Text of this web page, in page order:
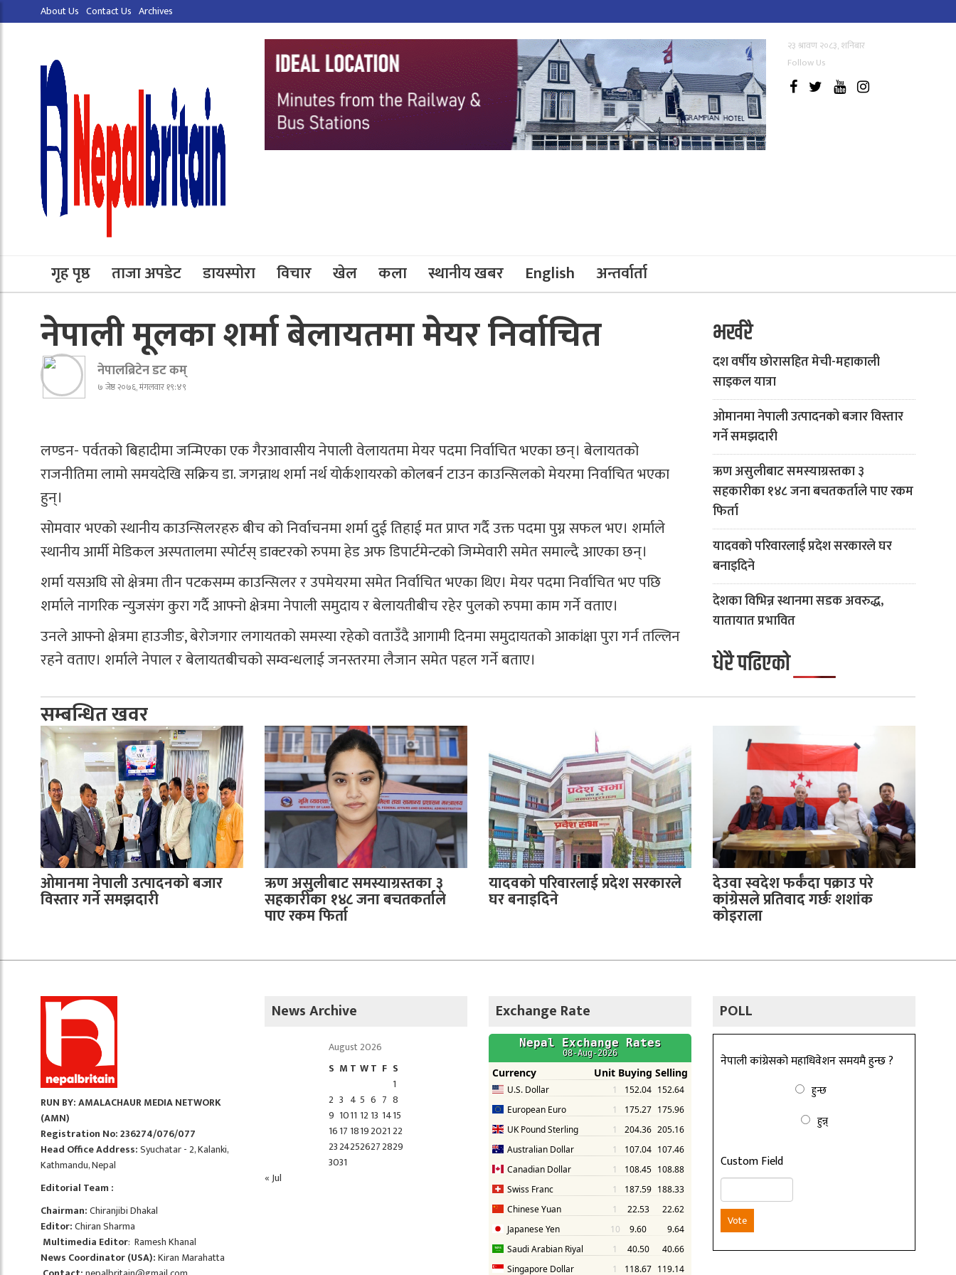
About Us Contact Us Archives
२३ श्रावण २०८३, शनिबार
Follow Us
गृह पृष्ठ ताजा अपडेट डायस्पोरा विचार खेल कला स्थानीय खबर English अन्तर्वार्ता
नेपाली मूलका शर्मा बेलायतमा मेयर निर्वाचित
नेपालब्रिटेन डट कम्
७ जेष्ठ २०७६, मंगलवार १९:४९
लण्डन- पर्वतको बिहादीमा जन्मिएका एक गैरआवासीय नेपाली वेलायतमा मेयर पदमा निर्वाचित भएका छन्। बेलायतको
राजनीतिमा लामो समयदेखि सक्रिय डा. जगन्नाथ शर्मा नर्थ योर्कशायरको कोलबर्न टाउन काउन्सिलको मेयरमा निर्वाचित भएका
हुन्।
सोमवार भएको स्थानीय काउन्सिलरहरु बीच को निर्वाचनमा शर्मा दुई तिहाई मत प्राप्त गर्दै उक्त पदमा पुग्न सफल भए। शर्माले
स्थानीय आर्मी मेडिकल अस्पतालमा स्पोर्टस् डाक्टरको रुपमा हेड अफ डिपार्टमेन्टको जिम्मेवारी समेत समाल्दै आएका छन्।
शर्मा यसअघि सो क्षेत्रमा तीन पटकसम्म काउन्सिलर र उपमेयरमा समेत निर्वाचित भएका थिए। मेयर पदमा निर्वाचित भए पछि
शर्माले नागरिक न्युजसंग कुरा गर्दै आफ्नो क्षेत्रमा नेपाली समुदाय र बेलायतीबीच रहेर पुलको रुपमा काम गर्ने वताए।
उनले आफ्नो क्षेत्रमा हाउजीङ, बेरोजगार लगायतको समस्या रहेको वताउँदै आगामी दिनमा समुदायतको आकांक्षा पुरा गर्न तल्लिन
रहने वताए। शर्माले नेपाल र बेलायतबीचको सम्वन्धलाई जनस्तरमा लैजान समेत पहल गर्ने बताए।
भर्खरै
दश वर्षीय छोरासहित मेची-महाकाली
साइकल यात्रा
ओमानमा नेपाली उत्पादनको बजार विस्तार
गर्ने समझदारी
ऋण असुलीबाट समस्याग्रस्तका ३
सहकारीका १४८ जना बचतकर्ताले पाए रकम
फिर्ता
यादवको परिवारलाई प्रदेश सरकारले घर
बनाइदिने
देशका विभिन्न स्थानमा सडक अवरुद्ध,
यातायात प्रभावित
धेरै पढिएको
सम्बन्धित खवर
ओमानमा नेपाली उत्पादनको बजार
विस्तार गर्ने समझदारी
ऋण असुलीबाट समस्याग्रस्तका ३
सहकारीका १४८ जना बचतकर्ताले
पाए रकम फिर्ता
यादवको परिवारलाई प्रदेश सरकारले
घर बनाइदिने
देउवा स्वदेश फर्कँदा पक्राउ परे
कांग्रेसले प्रतिवाद गर्छः शशांक
कोइराला
RUN BY: AMALACHAUR MEDIA NETWORK
(AMN)
Registration No: 236274/076/077
Head Office Address:Syuchatar - 2, Kalanki,
Kathmandu, Nepal
Editorial Team :
Chairman:Chiranjibi Dhakal
Editor:Chiran Sharma
Multimedia Editor: Ramesh Khanal
News Coordinator (USA):Kiran Marahatta
News Archive
August 2026
S M T WT F S
1
2 3 4 5 6 7 8
9 1011 12 13 1415
1617 1819202122
23242526272829
3031
« Jul
Exchange Rate POLL
नेपाली कांग्रेसको महाधिवेशन समयमै हुन्छ ?
हुन्छ
हुन्न्
Custom Field
Vote